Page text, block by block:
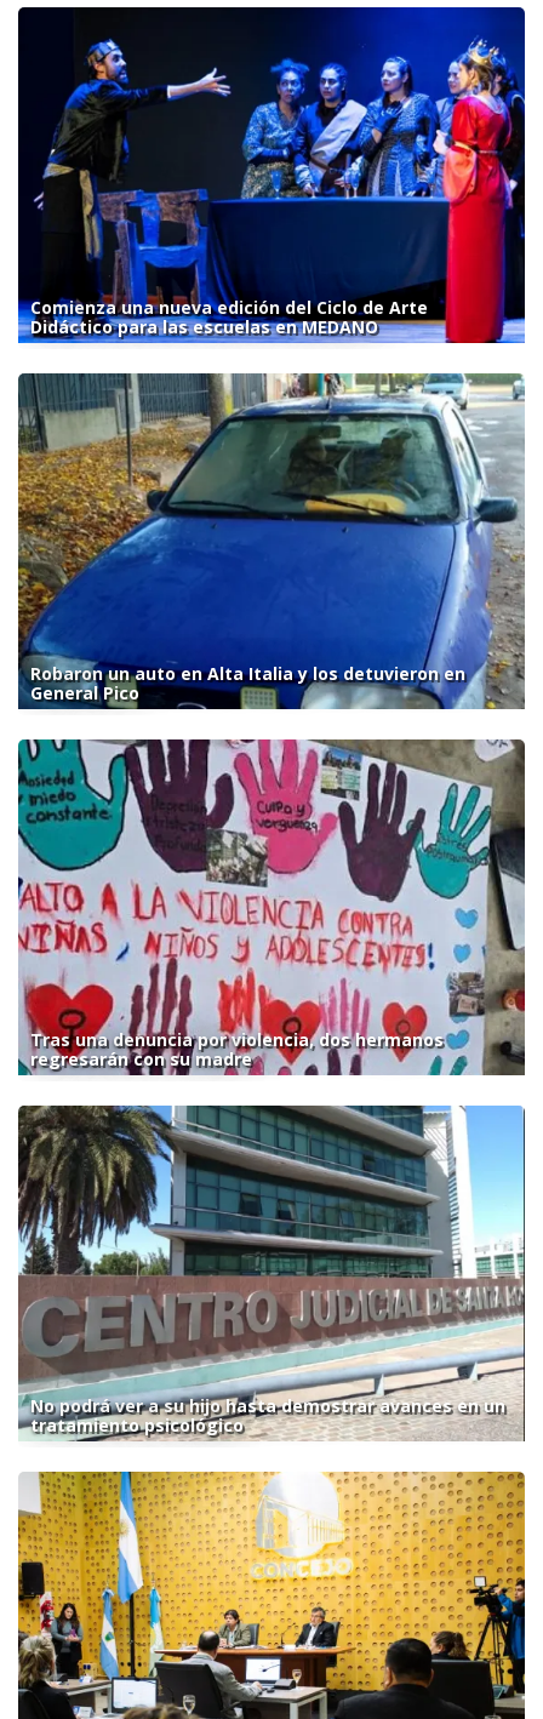
Comienza una nueva edición del Ciclo de Arte
Didáctico para las escuelas en MEDANO
Robaron un auto en Alta Italia y los detuvieron en
General Pico
Tras una denuncia por violencia, dos hermanos
regresarán con su madre
No podrá ver a su hijo hasta demostrar avances en un
tratamiento psicológico